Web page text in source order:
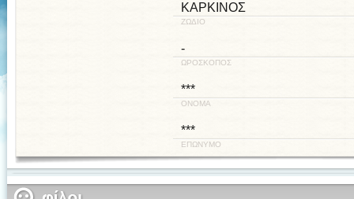
ΚΑΡΚΙΝΟΣ
ΖΩΔΙΟ
-
ΩΡΟΣΚΟΠΟΣ
***
ΟΝΟΜΑ
***
ΕΠΩΝΥΜΟ